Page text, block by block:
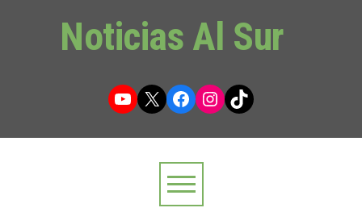
Noticias Al Sur
YouTube
X Facebook
Instagram
TikTok